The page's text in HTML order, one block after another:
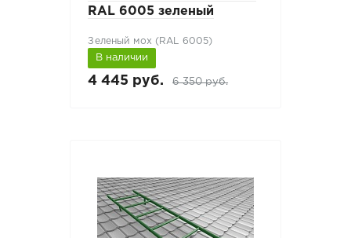
RAL 6005 зеленый
Зеленый мох (RAL 6005)
В наличии
4 445 руб. 6 350 руб.